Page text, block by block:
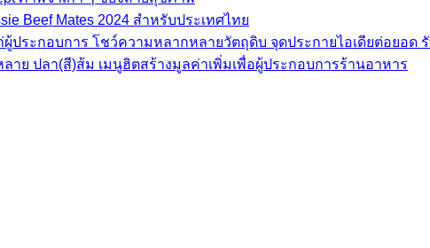
Beef Mates 2024 สำหรับประเทศไทย
ระกอบการ โชว์ความหลากหลายวัตถุดิบ จุดประกายไอเดียต่อยอด
าย ปลา(สี)ส้ม เมนูฮิตสร้างมูลค่าเพิ่มเพื่อผู้ประกอบการร้านอาหาร